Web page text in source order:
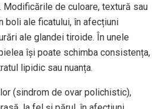
Modificările de culoare, textură sau
boli ale ficatului, în afecțiuni
ale glandei tiroide. În unele
își poate schimba consistența,
lipidic sau nuanța.
(sindrom de ovar polichistic),